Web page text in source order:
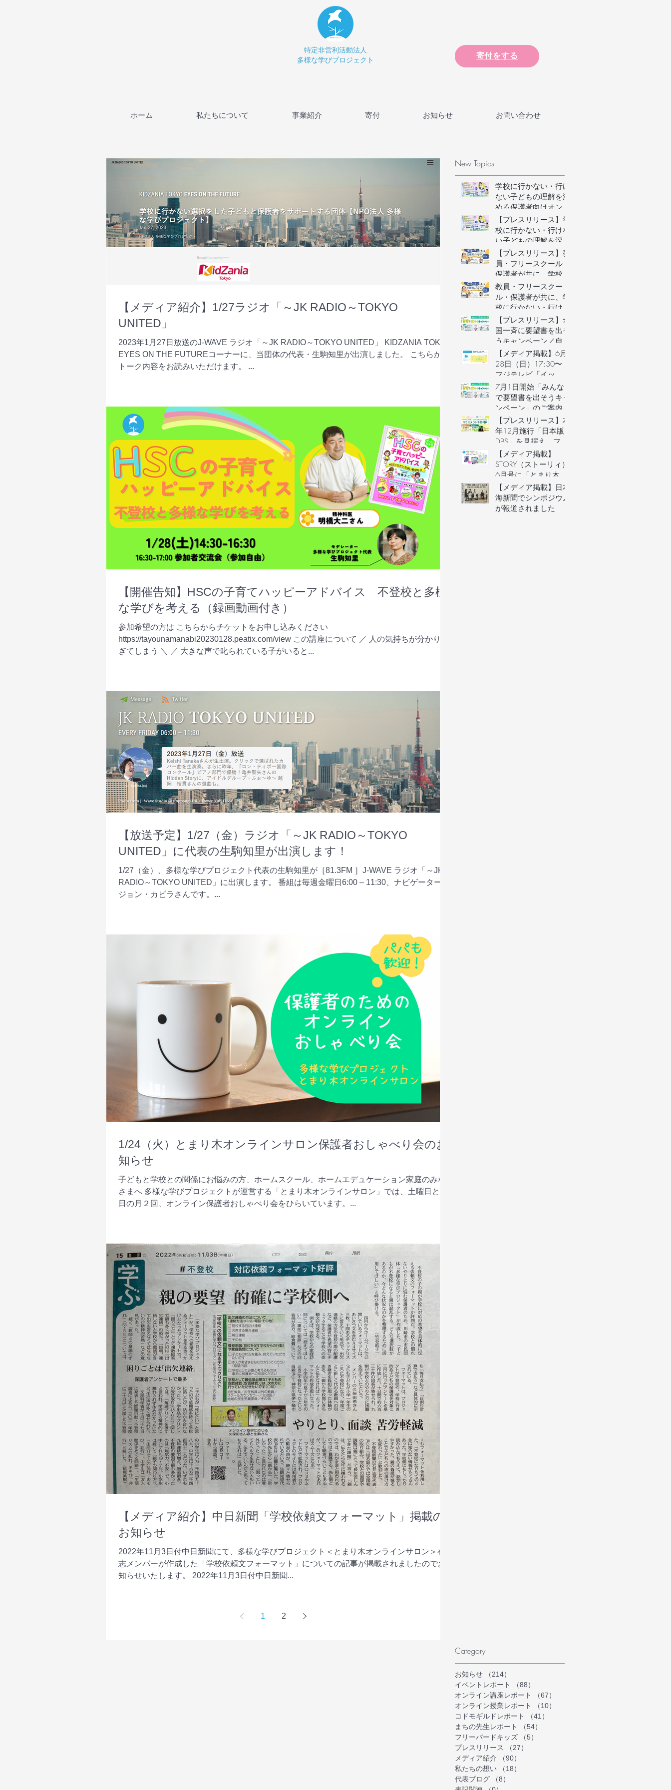
特定非営利活動法人
多様な学びプロジェクト
寄付をする
ホーム 私たちについて 事業紹介 寄付 お知らせ お問い合わせ
【メディア紹介】1/27ラジオ「～JK RADIO～TOKYO
UNITED」
2023年1月27日放送のJ-WAVE ラジオ「～JK RADIO～TOKYO UNITED」 KIDZANIA TOKYO
EYES ON THE FUTUREコーナーに、当団体の代表・生駒知里が出演しました。 こちらから
トーク内容をお読みいただけます。 ...
【開催告知】HSCの子育てハッピーアドバイス 不登校と多様
な学びを考える（録画動画付き）
参加希望の方は こちらからチケットをお申し込みください
https://tayounamanabi20230128.peatix.com/view この講座について ／ 人の気持ちが分かりす
ぎてしまう ＼ ／ 大きな声で叱られている子がいると...
【放送予定】1/27（金）ラジオ「～JK RADIO～TOKYO
UNITED」に代表の生駒知里が出演します！
1/27（金）、多様な学びプロジェクト代表の生駒知里が［81.3FM ］J-WAVE ラジオ「～JK
RADIO～TOKYO UNITED」に出演します。 番組は毎週金曜日6:00 – 11:30、ナビゲーターは
ジョン・カビラさんです。...
1/24（火）とまり木オンラインサロン保護者おしゃべり会のお
知らせ
子どもと学校との関係にお悩みの方、ホームスクール、ホームエデュケーション家庭のみな
さまへ 多様な学びプロジェクトが運営する「とまり木オンラインサロン」では、土曜日と平
日の月２回、オンライン保護者おしゃべり会をひらいています。...
【メディア紹介】中日新聞「学校依頼文フォーマット」掲載の
お知らせ
2022年11月3日付中日新聞にて、多様な学びプロジェクト＜とまり木オンラインサロン＞有
志メンバーが作成した「学校依頼文フォーマット」についての記事が掲載されましたのでお
知らせいたします。 2022年11月3日付中日新聞...
1 2
New Topics
学校に行かない・行け
ない子どもの理解を深
める保護者向けオンラ
インイベントの参加者
を募集します（長野県
主催）
【プレスリリース】学
校に行かない・行けな
い子どもの理解を深め
る保護者向けオンライ
ンイベントを開催
【プレスリリース】教
員・フリースクール・
保護者が共に、学校に
行かない・行けない子
どもの気持ちを理解す
るオンラインイベント
を開催
教員・フリースクー
ル・保護者が共に、学
校に行かない・行けな
い子どもの気持ちを理
解するオンラインイベ
ントの参加者を募集し
ます（長野県主催）
【プレスリリース】全
国一斉に要望書を出そ
うキャンペーン／自治
体予算要望支援AIの利
用権つき！／不登校家
庭への支援制度づくり
へ
【メディア掲載】6月
28日（日）17:30〜
フジテレビ「イッ
ト！」で街のとまり木
が紹介されました！
7月1日開始「みんな
で要望書を出そうキャ
ンペーン」のご案内
&7月3日説明会開催
【プレスリリース】本
年12月施行「日本版
DBS」を見据え、フリ
ースクール運営者など
子どもに関わる大人の
ための「ハラスメント
予防講座」を6月20日
(土)にオンライン開
催。フリースクール等
の安心安全な組織づく
【メディア掲載】
STORY（ストーリィ）
6月号に「とまり木オ
ンライン」を掲載いた
だきました！
【メディア掲載】日本
海新聞でシンポジウム
が報道されました
Category
お知らせ （214）
イベントレポート
（88）
オンライン講座レポート
（67）
オンライン授業レポート
（10）
コドモギルドレポート
（41）
まちの先生レポート
（54）
フリーバードキッズ
（5）
プレスリリース
（27）
メディア紹介
（90）
私たちの想い
（18）
代表ブログ
（8）